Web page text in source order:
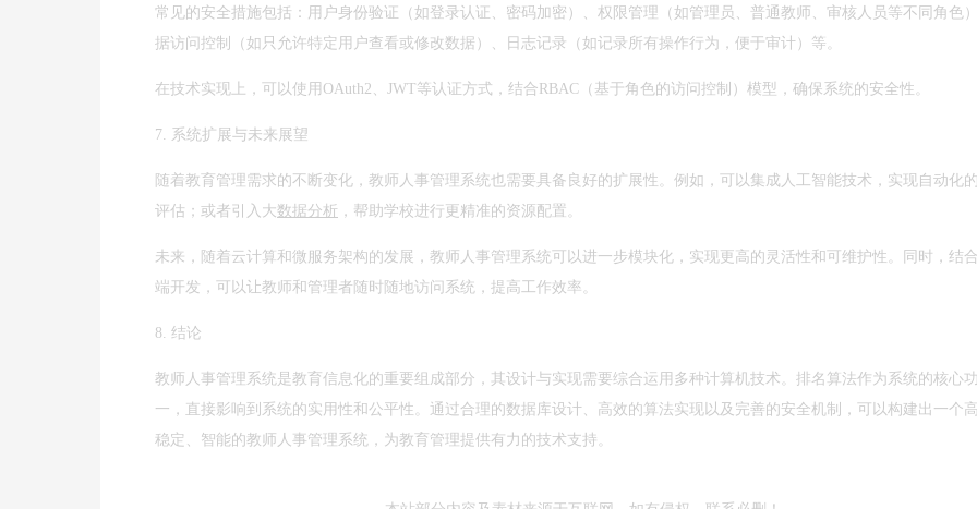
常见的安全措施包括：用户身份验证（如登录认证、密码加密）、权限管理（如管理员、普通教师、审核人员等不同角色
据访问控制（如只允许特定用户查看或修改数据）、日志记录（如记录所有操作行为，便于审计）等。
在技术实现上，可以使用OAuth2、JWT等认证方式，结合RBAC（基于角色的访问控制）模型，确保系统的安全性。
7. 系统扩展与未来展望
随着教育管理需求的不断变化，教师人事管理系统也需要具备良好的扩展性。例如，可以集成人工智能技术，实现自动化
评估；或者引入大数据分析 ，帮助学校进行更精准的资源配置。
未来，随着云计算和微服务架构的发展，教师人事管理系统可以进一步模块化，实现更高的灵活性和可维护性。同时，结
端开发，可以让教师和管理者随时随地访问系统，提高工作效率。
8. 结论
教师人事管理系统是教育信息化的重要组成部分，其设计与实现需要综合运用多种计算机技术。排名算法作为系统的核心
一，直接影响到系统的实用性和公平性。通过合理的数据库设计、高效的算法实现以及完善的安全机制，可以构建出一个
稳定、智能的教师人事管理系统，为教育管理提供有力的技术支持。